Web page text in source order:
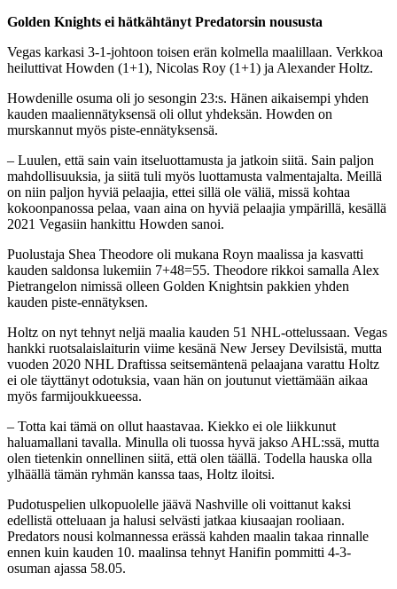
Golden Knights ei hätkähtänyt Predatorsin noususta
Vegas karkasi 3-1-johtoon toisen erän kolmella maalillaan. Verkkoa
heiluttivat Howden (1+1), Nicolas Roy (1+1) ja Alexander Holtz.
Howdenille osuma oli jo sesongin 23:s. Hänen aikaisempi yhden
kauden maaliennätyksensä oli ollut yhdeksän. Howden on
murskannut myös piste-ennätyksensä.
– Luulen, että sain vain itseluottamusta ja jatkoin siitä. Sain paljon
mahdollisuuksia, ja siitä tuli myös luottamusta valmentajalta. Meillä
on niin paljon hyviä pelaajia, ettei sillä ole väliä, missä kohtaa
kokoonpanossa pelaa, vaan aina on hyviä pelaajia ympärillä, kesällä
2021 Vegasiin hankittu Howden sanoi.
Puolustaja Shea Theodore oli mukana Royn maalissa ja kasvatti
kauden saldonsa lukemiin 7+48=55. Theodore rikkoi samalla Alex
Pietrangelon nimissä olleen Golden Knightsin pakkien yhden
kauden piste-ennätyksen.
Holtz on nyt tehnyt neljä maalia kauden 51 NHL-ottelussaan. Vegas
hankki ruotsalaislaiturin viime kesänä New Jersey Devilsistä, mutta
vuoden 2020 NHL Draftissa seitsemäntenä pelaajana varattu Holtz
ei ole täyttänyt odotuksia, vaan hän on joutunut viettämään aikaa
myös farmijoukkueessa.
– Totta kai tämä on ollut haastavaa. Kiekko ei ole liikkunut
haluamallani tavalla. Minulla oli tuossa hyvä jakso AHL:ssä, mutta
olen tietenkin onnellinen siitä, että olen täällä. Todella hauska olla
ylhäällä tämän ryhmän kanssa taas, Holtz iloitsi.
Pudotuspelien ulkopuolelle jäävä Nashville oli voittanut kaksi
edellistä otteluaan ja halusi selvästi jatkaa kiusaajan rooliaan.
Predators nousi kolmannessa erässä kahden maalin takaa rinnalle
ennen kuin kauden 10. maalinsa tehnyt Hanifin pommitti 4-3-
osuman ajassa 58.05.